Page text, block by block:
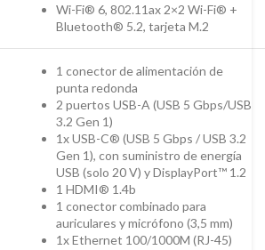
Wi-Fi® 6, 802.11ax 2×2 Wi-Fi® +
Bluetooth® 5.2, tarjeta M.2
1 conector de alimentación de
punta redonda
2 puertos USB-A (USB 5 Gbps/USB
3.2 Gen 1)
1x USB-C® (USB 5 Gbps / USB 3.2
Gen 1), con suministro de energía
USB (solo 20 V) y DisplayPort™ 1.2
1 HDMI® 1.4b
1 conector combinado para
auriculares y micrófono (3,5 mm)
1x Ethernet 100/1000M (RJ-45)